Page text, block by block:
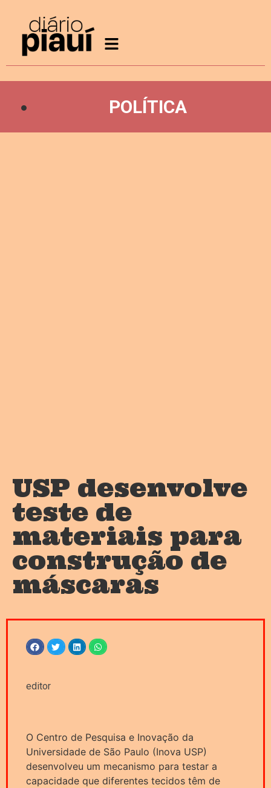
POLÍTICA
USP desenvolve
teste de
materiais para
construção de
máscaras
editor
O Centro de Pesquisa e Inovação da
Universidade de São Paulo (Inova USP)
desenvolveu um mecanismo para testar a
capacidade que diferentes tecidos têm de